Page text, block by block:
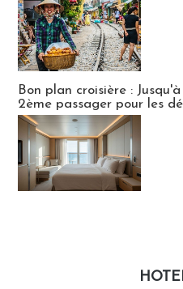
Bon plan croisière :
2ème passager pour les